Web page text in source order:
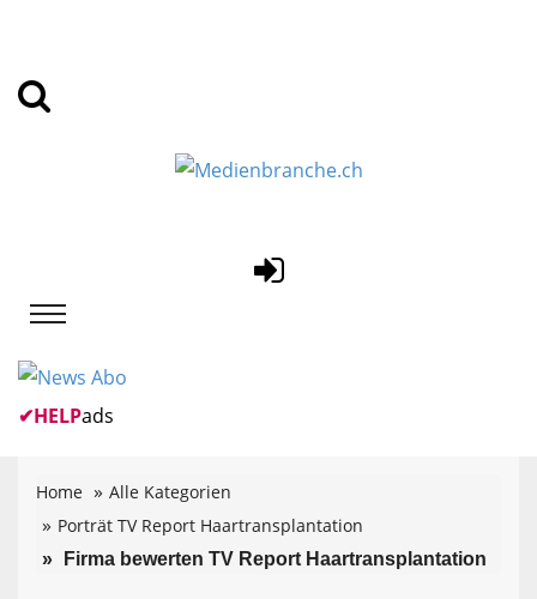
✔HELPads
Home
Alle Kategorien
Porträt TV Report Haartransplantation
Firma bewerten TV Report Haartransplantation